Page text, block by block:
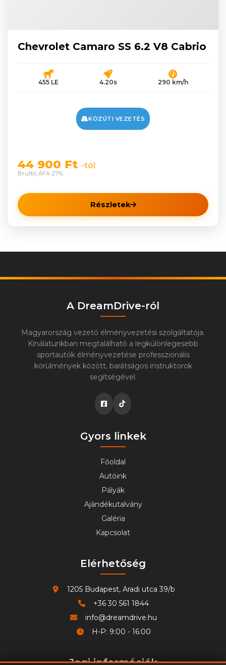
Chevrolet Camaro SS 6.2 V8 Cabrio
455 LE 4.20s 290 km/h
KÖZÚTI VEZETÉS
44 900 Ft -tól
Bruttó, ÁFA 27%
Részletek
A DreamDrive-ról
Magyarország vezető élményvezetési szolgáltatója.
Kínálatunkban megtalálható a legkülönlegesebb
sportautók élményvezetése professzionális
körülmények között, barátságos instruktorok
segítségével.
Gyors linkek
Főoldal
Autóink
Pályák
Ajándékutalvány
Galéria
Kapcsolat
Elérhetőség
1205 Budapest, Aradi utca 39/b
+36 30 561 1844
info@dreamdrive.hu
H-P: 9:00 - 16:00
Jogi információk